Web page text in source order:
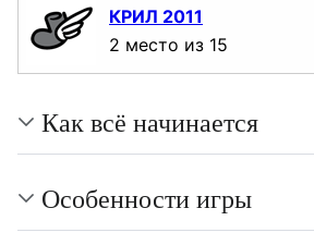
КРИЛ 2011
2 место из 15
Как всё начинается
Особенности игры